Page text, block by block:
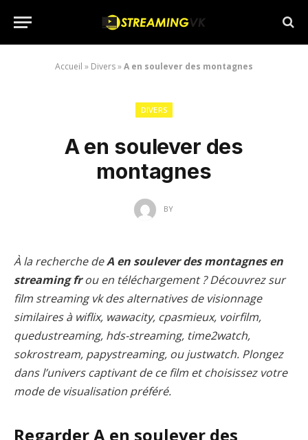
Accueil » Divers»A en soulever des montagnes
DIVERS
A en soulever des
montagnes
BY
À la recherche deA en soulever des montagnes en
streaming frou en téléchargement ? Découvrez sur
film streaming vk des alternatives de visionnage
similaires à wiflix, wawacity, cpasmieux, voirfilm,
quedustreaming, hds-streaming, time2watch,
sokrostream, papystreaming, ou justwatch. Plongez
dans l’univers captivant de ce film et choisissez votre
mode de visualisation préféré.
Regarder A en soulever des